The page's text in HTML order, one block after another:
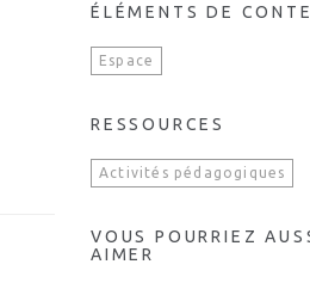
ÉLÉMENTS DE
Espace
RESSOURCES
Activités pédagogiques
VOUS POURRIEZ
AIMER